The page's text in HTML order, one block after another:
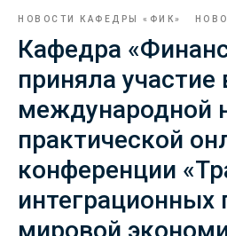
НОВОСТИ КАФЕДРЫ «ФИК»
Кафедра
приняла участие
международной
практической
конференции
интеграционных
мировой